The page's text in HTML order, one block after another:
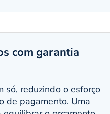
com garantia
só, reduzindo o esforço
de pagamento. Uma